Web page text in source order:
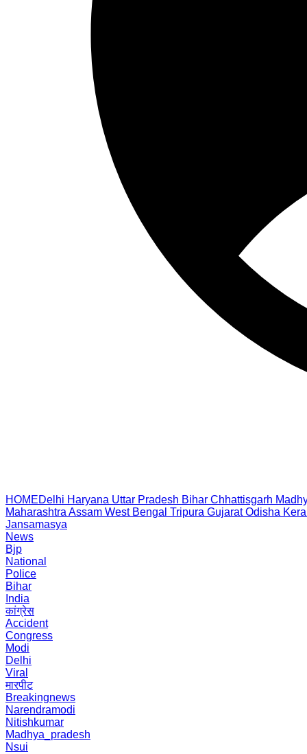
HOMEDelhi Haryana Uttar Pradesh Bihar Chhattisgarh
Maharashtra Assam West Bengal Tripura Gujarat Odisha
Jansamasya
News
Bjp
National
Police
Bihar
India
कांग्रेस
Accident
Congress
Modi
Delhi
Viral
मारपीट
Breakingnews
Narendramodi
Nitishkumar
Madhya_pradesh
Nsui